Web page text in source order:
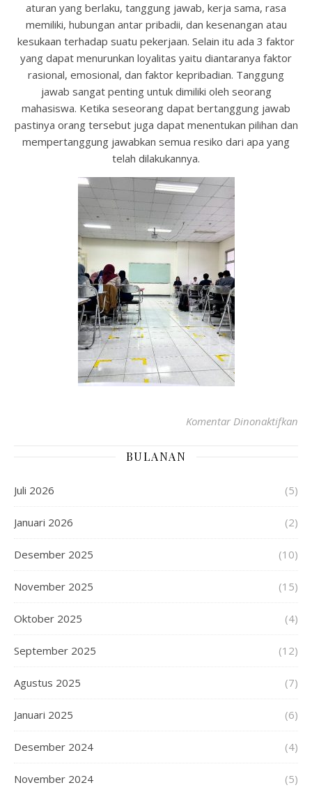
aturan yang berlaku, tanggung jawab, kerja sama, rasa
memiliki, hubungan antar pribadii, dan kesenangan atau
kesukaan terhadap suatu pekerjaan. Selain itu ada 3 faktor
yang dapat menurunkan loyalitas yaitu diantaranya faktor
rasional, emosional, dan faktor kepribadian. Tanggung
jawab sangat penting untuk dimiliki oleh seorang
mahasiswa. Ketika seseorang dapat bertanggung jawab
pastinya orang tersebut juga dapat menentukan pilihan dan
mempertanggung jawabkan semua resiko dari apa yang
telah dilakukannya.
Komentar Dinonaktifkan
BULANAN
Juli 2026 (5)
Januari 2026 (2)
Desember 2025 (10)
November 2025 (15)
Oktober 2025 (4)
September 2025 (12)
Agustus 2025 (7)
Januari 2025 (6)
Desember 2024 (4)
November 2024 (5)